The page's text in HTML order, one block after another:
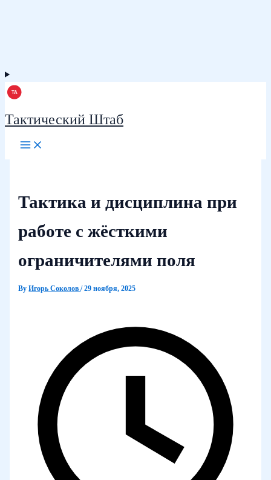
Тактический Штаб
Тактика и дисциплина при
работе с жёсткими
ограничителями поля
ByИгорь Соколов/29 ноября, 2025